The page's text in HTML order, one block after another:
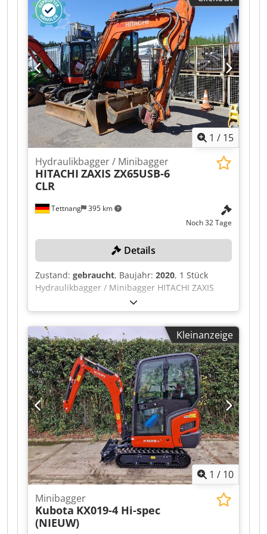
Besichtigung Baujahr: 2018 Maschinennummer:
30275 Fahrzeug ID JKUK0424T01H50275 Gewicht
in kg ca.: 4200 Zustand: gebraucht Dkedpfx
Aozqaz Hshier
1 / 15
Tettnang 395 km
Hydraulikbagger / Minibagger
HITACHI ZAXIS ZX65USB-6
CLR
Noch 32 Tage
Details
Zustand: gebraucht, Baujahr: 2020, 1 Stück
Hydraulikbagger / Minibagger HITACHI ZAXIS
ZX65USB-6 CLR mit Tieflöffel 3 Tieflöffel 60, 40,
80, 135cm, mit 1x Ersatzkette alle technischen
Daten zum Auktionsobjekt finden Sie unter
"Dokumente" als PDF als Download! Farbe: wie
abgebildet, gemäß Bildern und Besichtigung
Baujahr: 2020 Dkedpezqay Njfx Ahisr Fahrzeug
ID HCMAFF5ZH00030335 Gewicht in kg ca.: 6160
Zustand: gebraucht
Kleinanzeige
1 / 10
Minibagger
Kubota KX019-4 Hi-spec
(NIEUW)